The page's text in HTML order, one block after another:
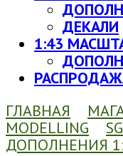
ДЕКАЛИ
1:43
ГЛАВНАЯ
MODELLING
ДОПОЛНЕНИЯ